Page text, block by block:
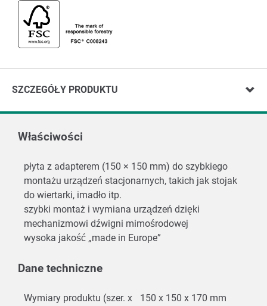
SZCZEGÓŁY PRODUKTU
Właściwości
płyta z adapterem (150 × 150 mm) do szybkiego
montażu urządzeń stacjonarnych, takich jak stojak
do wiertarki, imadło itp.
szybki montaż i wymiana urządzeń dzięki
mechanizmowi dźwigni mimośrodowej
wysoka jakość „made in Europe”
Dane techniczne
Wymiary produktu (szer. x
150 x 150 x 170 mm